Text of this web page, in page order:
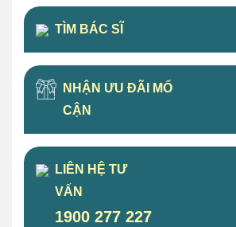
TÌM BÁC SĨ
NHẬN ƯU ĐÃI MỔ
CẬN
LIÊN HỆ TƯ
VẤN
1900 277 227